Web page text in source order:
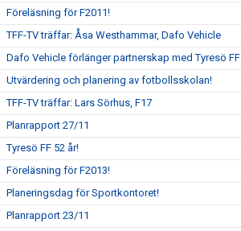
Föreläsning för F2011!
TFF-TV träffar: Åsa Westhammar, Dafo Vehicle
Dafo Vehicle förlänger partnerskap med Tyresö FF
Utvärdering och planering av fotbollsskolan!
TFF-TV träffar: Lars Sörhus, F17
Planrapport 27/11
Tyresö FF 52 år!
Föreläsning för F2013!
Planeringsdag för Sportkontoret!
Planrapport 23/11